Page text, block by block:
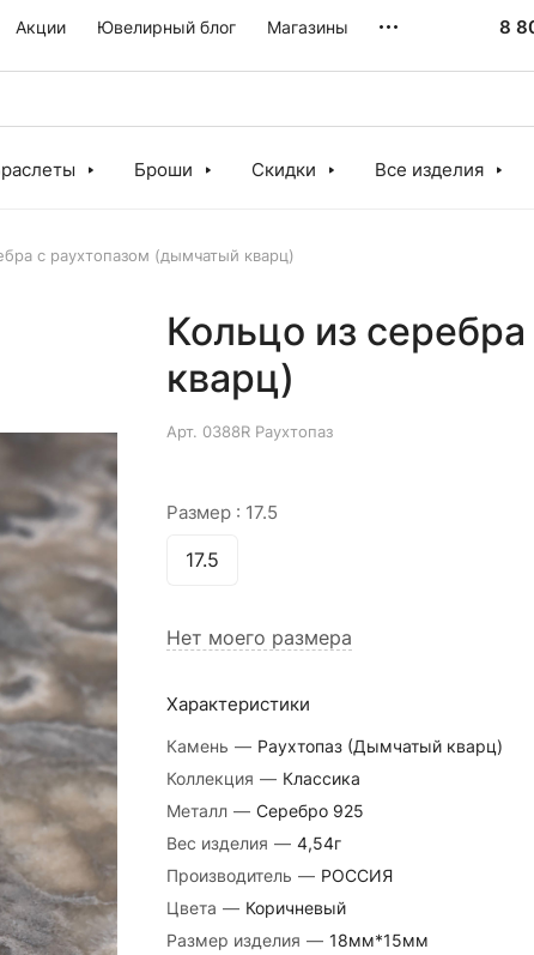
Акции Ювелирный блог Магазины 8
Броши Скидки Все изделия
с раухтопазом (дымчатый кварц)
Кольцо из
кварц)
Арт. 0388R Раухтопаз
Размер : 17.5
17.5
Нет моего размера
Характеристики
Камень — Раухтопаз (Дымчатый кварц)
Коллекция — Классика
Металл — Серебро 925
Вес изделия — 4,54г
Производитель — РОССИЯ
Цвета — Коричневый
Размер изделия — 18мм*15мм